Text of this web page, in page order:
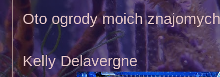
Oto ogrody moich
Kelly Delavergne